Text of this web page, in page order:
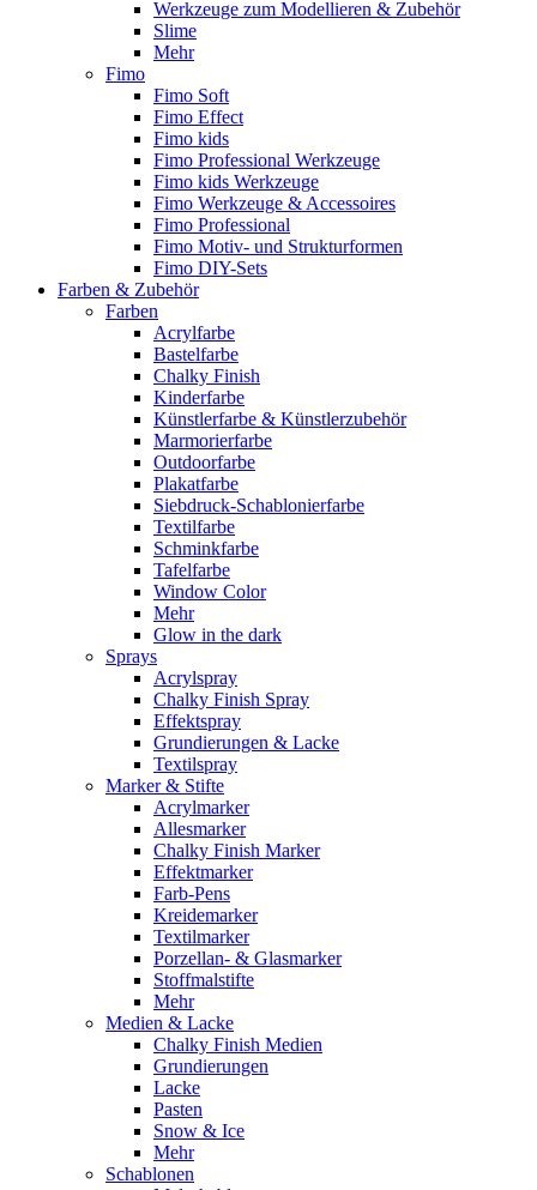
Werkzeuge zum Modellieren & Zubehör
Slime
Mehr
Fimo
Fimo Soft
Fimo Effect
Fimo kids
Fimo Professional Werkzeuge
Fimo kids Werkzeuge
Fimo Werkzeuge & Accessoires
Fimo Professional
Fimo Motiv- und Strukturformen
Fimo DIY-Sets
Farben & Zubehör
Farben
Acrylfarbe
Bastelfarbe
Chalky Finish
Kinderfarbe
Künstlerfarbe & Künstlerzubehör
Marmorierfarbe
Outdoorfarbe
Plakatfarbe
Siebdruck-Schablonierfarbe
Textilfarbe
Schminkfarbe
Tafelfarbe
Window Color
Mehr
Glow in the dark
Sprays
Acrylspray
Chalky Finish Spray
Effektspray
Grundierungen & Lacke
Textilspray
Marker & Stifte
Acrylmarker
Allesmarker
Chalky Finish Marker
Effektmarker
Farb-Pens
Kreidemarker
Textilmarker
Porzellan- & Glasmarker
Stoffmalstifte
Mehr
Medien & Lacke
Chalky Finish Medien
Grundierungen
Lacke
Pasten
Snow & Ice
Mehr
Schablonen